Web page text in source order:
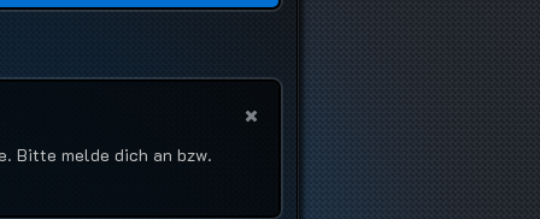
Bitte melde dich an bzw.